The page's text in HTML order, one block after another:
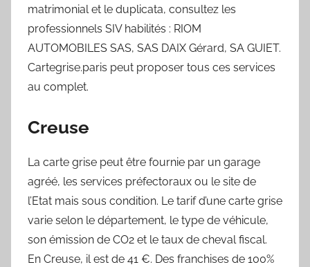
matrimonial et le duplicata, consultez les
professionnels SIV habilités : RIOM
AUTOMOBILES SAS, SAS DAIX Gérard, SA GUIET.
Cartegrise.paris peut proposer tous ces services
au complet.
Creuse
La carte grise peut être fournie par un garage
agréé, les services préfectoraux ou le site de
l’Etat mais sous condition. Le tarif d’une carte grise
varie selon le département, le type de véhicule,
son émission de CO2 et le taux de cheval fiscal.
En Creuse, il est de 41 €. Des franchises de 100%